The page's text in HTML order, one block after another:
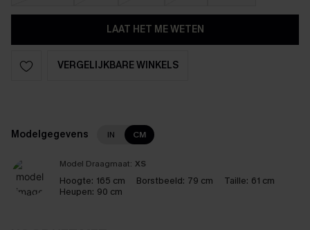
LAAT HET ME WETEN
VERGELIJKBARE WINKELS
Modelgegevens IN CM
Model Draagmaat: XS
Hoogte: 165 cm Borstbeeld: 79 cm Taille: 61 cm
Heupen: 90 cm